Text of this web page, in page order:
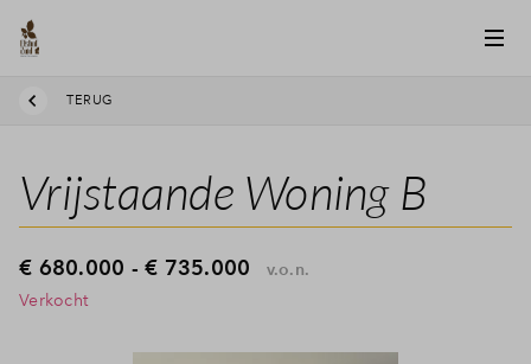
TERUG
Vrijstaande Woning B
€ 680.000 - € 735.000
v.o.n.
Verkocht